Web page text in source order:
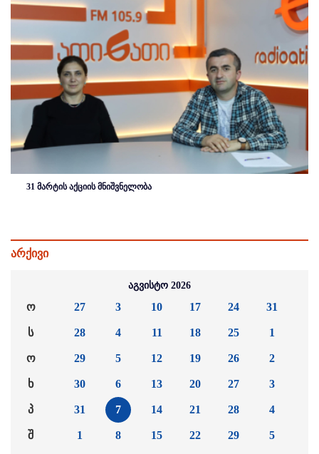
31 მარტის აქციის მნიშვნელობა
არქივი
აგვისტო 2026
ო
ს
ო
ხ
პ
შ
27
28
29
30
31
1
3
4
5
6
7
8
10
11
12
13
14
15
17
18
19
20
21
22
24
25
26
27
28
29
31
1
2
3
4
5